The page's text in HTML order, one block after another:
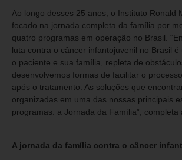
Ao longo desses 25 anos, o Instituto Ronald
focado na jornada completa da família por
quatro programas em operação no Brasil.
luta contra o câncer infantojuvenil no Brasil
o paciente e sua família, repleta de
desenvolvemos formas de facilitar o
após o tratamento. As soluções que
organizadas em uma das nossas principais
programas: a Jornada da Família”, completa
A jornada da família contra o câncer